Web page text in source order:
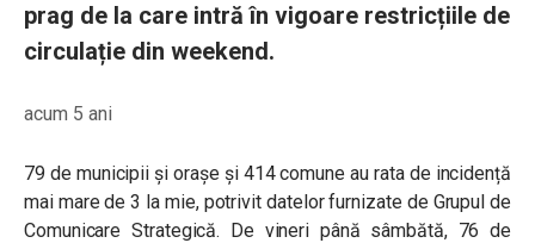
prag de la care intră în vigoare restricțiile de
circulație din weekend.
acum 5 ani
79 de municipii și orașe și 414 comune au rata de incidență
mai mare de 3 la mie, potrivit datelor furnizate de Grupul de
Comunicare Strategică. De vineri până sâmbătă, 76 de